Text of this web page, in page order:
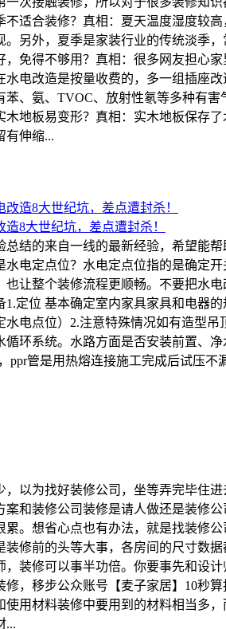
适合装修？真相：夏天温度湿度较
另外，夏季是家装行业的传统淡季
免得不够用？真相：很多网友担心
水电改造是按量收费的，多一组插座
苯、氨、TVOC、放射性氡等多种有
木地板易变形？真相：实木地板保存
有伸缩...
8大世纪坑，差点遭封杀！
结的来自一线的最新经验，希望能
水电定点位？水电定点位指的是确定
让整个装修流程更顺畅。不要把水
定位 基本确定室内家具家具和电器
水电点位）2.注意特殊情况如有造型
环系统。水路方面是否安装前置、
ppr管是用热熔连接施工完成后试压
以为找好装修公司，坐等弄完毕住
和装修公司装修是请人做还是装修
累。想省心点也有办法，就是找装修
修前的头等大事，各房间的尺寸数
装修可以事半功倍。你要事先和设
，移步公众账号【麦子家居】10秒
用材料装修中要用到的材料相当多
...